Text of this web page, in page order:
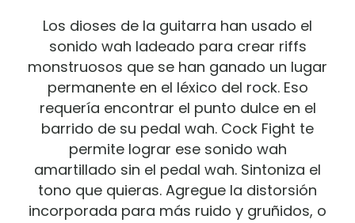
Los dioses de la guitarra han usado el
sonido wah ladeado para crear riffs
monstruosos que se han ganado un lugar
permanente en el léxico del rock. Eso
requería encontrar el punto dulce en el
barrido de su pedal wah. Cock Fight te
permite lograr ese sonido wah
amartillado sin el pedal wah. Sintoniza el
tono que quieras. Agregue la distorsión
incorporada para más ruido y gruñidos, o